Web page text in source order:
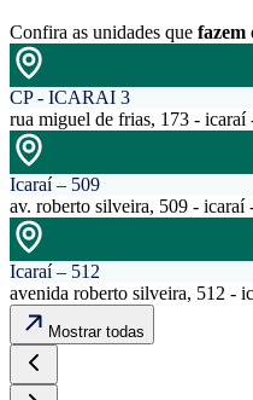
Confira as unidades que fazem
CP - ICARAI 3
rua miguel de frias, 173 - icaraí
Icaraí – 509
av. roberto silveira, 509 - icaraí
Icaraí – 512
avenida roberto silveira, 512 -
Mostrar todas